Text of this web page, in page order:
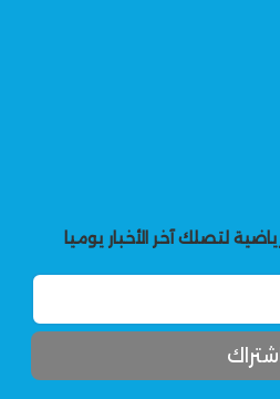
لتصلك آخر الأخبار يوميا